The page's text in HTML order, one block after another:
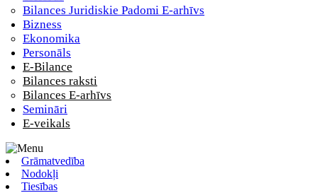
Bilances Juridiskie Padomi E-arhīvs
Bizness
Ekonomika
Personāls
E-Bilance
Bilances raksti
Bilances E-arhīvs
Semināri
E-veikals
Grāmatvedība
Nodokļi
Tiesības